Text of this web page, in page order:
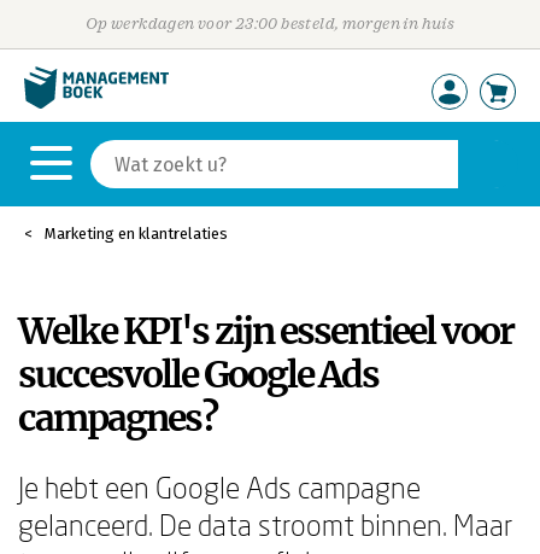
Op werkdagen voor 23:00 besteld, morgen in huis
Marketing en klantrelaties
Welke KPI's zijn essentieel voor
succesvolle Google Ads
campagnes?
Je hebt een Google Ads campagne
gelanceerd. De data stroomt binnen. Maar